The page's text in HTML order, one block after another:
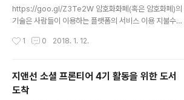
https://goo.gl/Z3Te2W 암호화화폐(혹은 암호화폐)의
기술은 사람들이 이용하는 플랫폼의 서비스 이용 지불수단
고... 채굴은 플랫폼 제공자가 자체적으로 알아서 하면서 관
관리하면 그 활용도는 무궁무진하다고 생각하다. 와우 복
귀를 할까 생각하는 중에,게임속 골드를 시세에 따라 원화
로 사고파는 풍경게임속 골드를 지불하여 게임이용권 결제
1 0 2018. 1. 12.
지앤선 소셜 프론티어 4기 활동을 위한 도서
도착